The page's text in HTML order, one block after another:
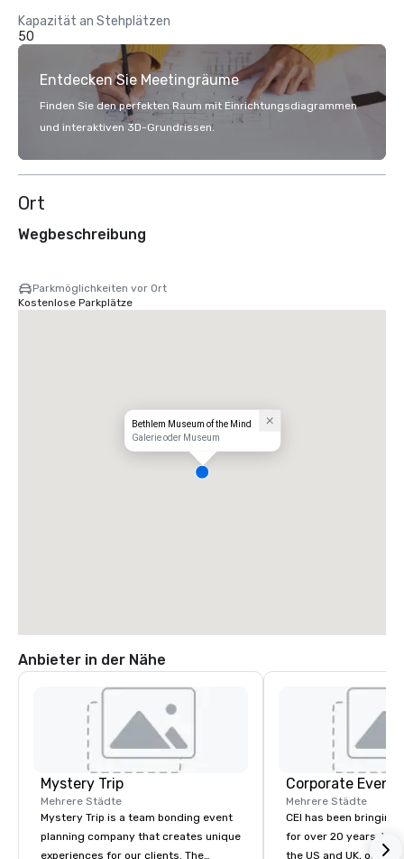
Kapazität an Stehplätzen
50
Entdecken Sie Meetingräume
Finden Sie den perfekten Raum mit Einrichtungsdiagrammen
und interaktiven 3D-Grundrissen.
Ort
Wegbeschreibung
Parkmöglichkeiten vor Ort
Kostenlose Parkplätze
Bethlem Museum of the Mind
Galerie oder Museum
Anbieter in der Nähe
Mystery Trip
Mehrere Städte
Mystery Trip is a team bonding event
planning company that creates unique
experiences for our clients. The
Corporate
Mehrere Städte
CEI has been bringing
for over 20 years.
the US and UK, our audiovisual and